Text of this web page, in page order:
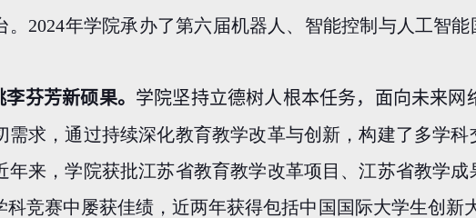
2024年学院承办了第六届机器人、智能控制与人工智
芬芳新硕果。 学院坚持立德树人根本任务，面向未来网
需求，通过持续深化教育教学改革与创新，构建了多学
年来，学院获批江苏省教育教学改革项目、江苏省教学
科竞赛中屡获佳绩，近两年获得包括中国国际大学生创新